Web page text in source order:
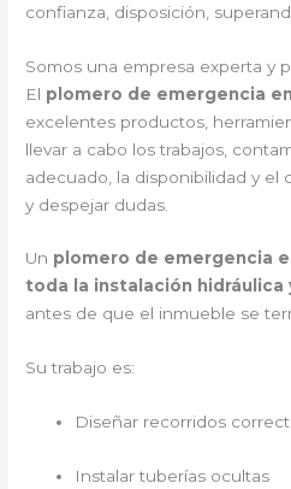
confianza, disposición,
Somos una empresa experta y
El plomero de emergencia
excelentes productos,
llevar a cabo los trabajos,
adecuado, la disponibilidad y el
y despejar dudas.
Un plomero de emergencia
toda la instalación
antes de que el inmueble se
Su trabajo es:
Diseñar recorridos
Instalar tuberías ocultas